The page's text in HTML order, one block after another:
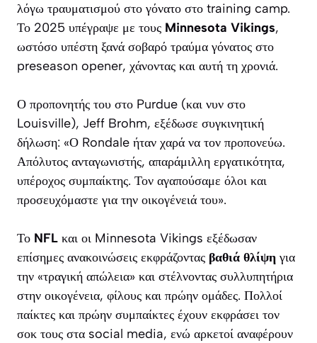
λόγω τραυματισμού στο γόνατο στο training camp.
Το 2025 υπέγραψε με τους Minnesota Vikings,
ωστόσο υπέστη ξανά σοβαρό τραύμα γόνατος στο
preseason opener, χάνοντας και αυτή τη χρονιά.
Ο προπονητής του στο Purdue (και νυν στο
Louisville), Jeff Brohm, εξέδωσε συγκινητική
δήλωση: «Ο Rondale ήταν χαρά να τον προπονεύω.
Απόλυτος ανταγωνιστής, απαράμιλλη εργατικότητα,
υπέροχος συμπαίκτης. Τον αγαπούσαμε όλοι και
προσευχόμαστε για την οικογένειά του».
Το NFL και οι Minnesota Vikings εξέδωσαν
επίσημες ανακοινώσεις εκφράζοντας βαθιά θλίψη για
την «τραγική απώλεια» και στέλνοντας συλλυπητήρια
στην οικογένεια, φίλους και πρώην ομάδες. Πολλοί
παίκτες και πρώην συμπαίκτες έχουν εκφράσει τον
σοκ τους στα social media, ενώ αρκετοί αναφέρουν